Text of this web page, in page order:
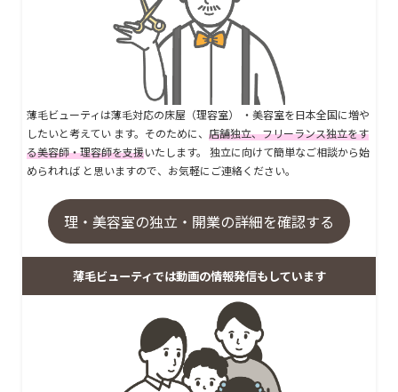
薄毛ビューティは薄毛対応の床屋（理容室） ・美容室を日本全国に増や
したいと考えてい ます。そのために、 店舗独立、フリーランス独立をす
る美容師・理容師を支援いたします。 独立に向けて簡単なご相談から始
められれば と思いますので、お気軽にご連絡ください。
理・美容室の独立・開業の詳細を確認する
薄毛ビューティでは動画の情報発信もしています